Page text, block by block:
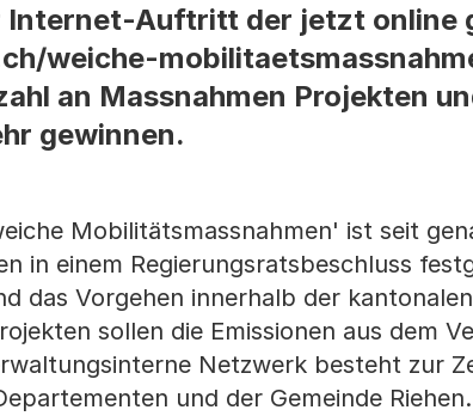
Internet-Auftritt der jetzt online
weiche-
an Massnahmen Projekten
gewinnen.
Mobilitätsmassnahmen' ist seit
in einem Regierungsratsbeschluss
das Vorgehen innerhalb der
sollen die Emissionen aus dem
Netzwerk besteht zur
und der Gemeinde